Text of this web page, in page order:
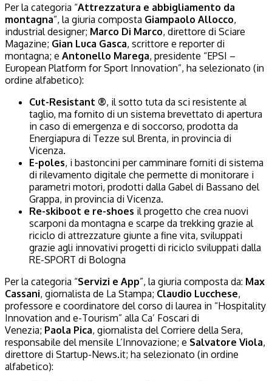
Per la categoria “Attrezzatura e abbigliamento da
montagna”, la giuria composta Giampaolo Allocco,
industrial designer; Marco Di Marco, direttore di Sciare
Magazine; Gian Luca Gasca, scrittore e reporter di
montagna; e Antonello Marega, presidente “EPSI –
European Platform for Sport Innovation”, ha selezionato (in
ordine alfabetico):
Cut-Resistant ®, il sotto tuta da sci resistente al
taglio, ma fornito di un sistema brevettato di apertura
in caso di emergenza e di soccorso, prodotta da
Energiapura di Tezze sul Brenta, in provincia di
Vicenza.
E-poles, i bastoncini per camminare forniti di sistema
di rilevamento digitale che permette di monitorare i
parametri motori, prodotti dalla Gabel di Bassano del
Grappa, in provincia di Vicenza.
Re-skiboot e re-shoes il progetto che crea nuovi
scarponi da montagna e scarpe da trekking grazie al
riciclo di attrezzature giunte a fine vita, sviluppati
grazie agli innovativi progetti di riciclo sviluppati dalla
RE-SPORT di Bologna
Per la categoria “Servizi e App”, la giuria composta da: Max
Cassani, giornalista de La Stampa; Claudio Lucchese,
professore e coordinatore del corso di laurea in “Hospitality
Innovation and e-Tourism” alla Ca’ Foscari di
Venezia; Paola Pica, giornalista del Corriere della Sera,
responsabile del mensile L’Innovazione; e Salvatore Viola,
direttore di Startup-News.it; ha selezionato (in ordine
alfabetico):